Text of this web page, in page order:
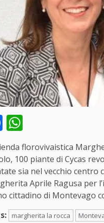
Facebook
florovivaistica
100 piante di Cycas
sia nel vecchio centro
Aprile Ragusa per
cittadino di Montevago
margherita la rocca